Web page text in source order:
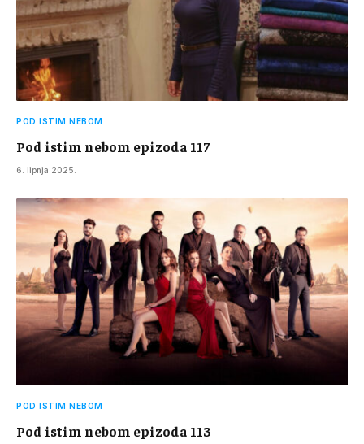
POD ISTIM NEBOM
Pod istim nebom epizoda 117
6. lipnja 2025.
POD ISTIM NEBOM
Pod istim nebom epizoda 113